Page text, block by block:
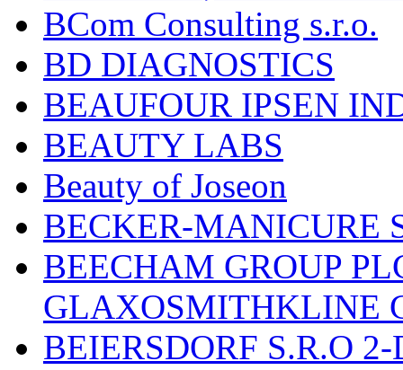
BCom Consulting s.r.o.
BD DIAGNOSTICS
BEAUFOUR IPSEN
BEAUTY LABS
Beauty of Joseon
BECKER-MANICURE
BEECHAM GROUP
GLAXOSMITHKLINE
BEIERSDORF S.R.O